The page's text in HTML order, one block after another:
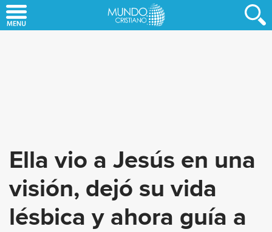
to
Ella vio a Jesús en una
visión, dejó su vida
lésbica y ahora guía a